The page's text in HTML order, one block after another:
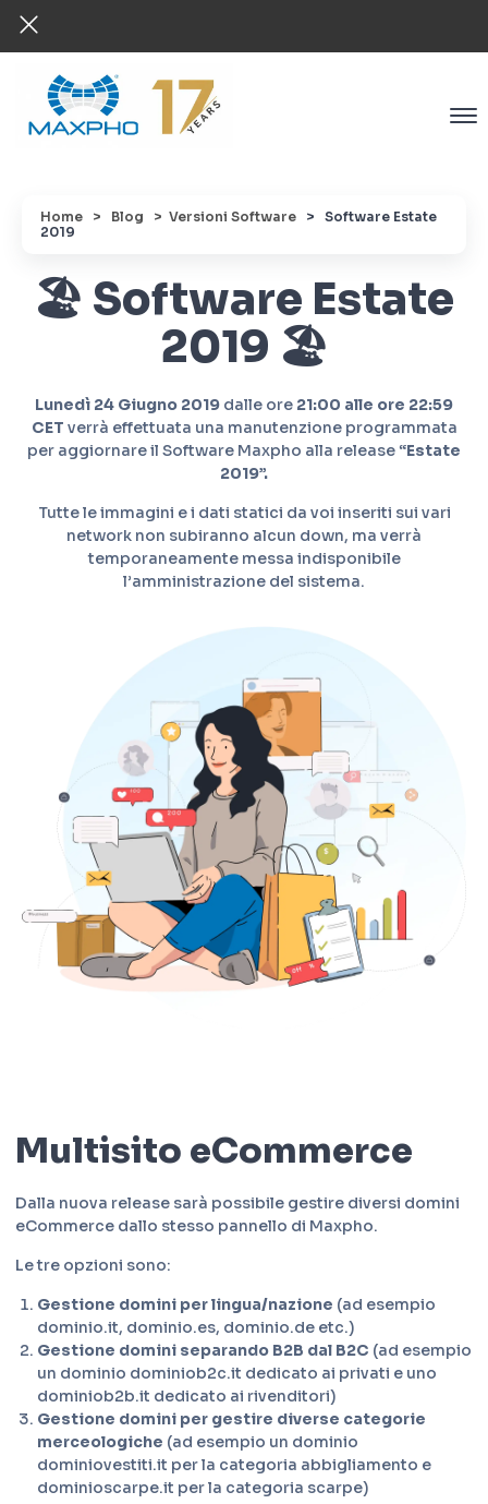
Home > Blog > Versioni Software > Software Estate
2019
🏖️ Software Estate
2019 🏖️
Lunedì 24 Giugno 2019 dalle ore 21:00 alle ore 22:59
CET verrà effettuata una manutenzione programmata
per aggiornare il Software Maxpho alla release “Estate
2019”.
Tutte le immagini e i dati statici da voi inseriti sui vari
network non subiranno alcun down, ma verrà
temporaneamente messa indisponibile
l’amministrazione del sistema.
Multisito eCommerce
Dalla nuova release sarà possibile gestire diversi domini
eCommerce dallo stesso pannello di Maxpho.
Le tre opzioni sono:
Gestione domini per lingua/nazione (ad esempio
dominio.it, dominio.es, dominio.de etc.)
Gestione domini separando B2B dal B2C (ad esempio
un dominio dominiob2c.it dedicato ai privati e uno
dominiob2b.it dedicato ai rivenditori)
Gestione domini per gestire diverse categorie
merceologiche (ad esempio un dominio
dominiovestiti.it per la categoria abbigliamento e
dominioscarpe.it per la categoria scarpe)